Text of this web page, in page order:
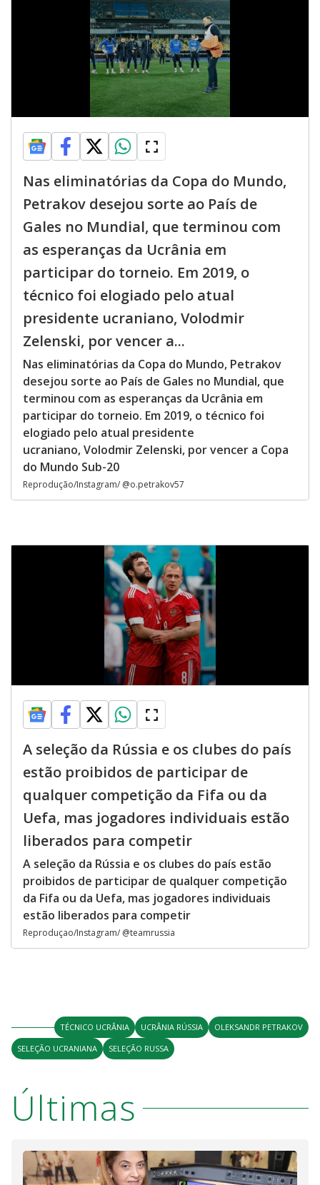
Nas eliminatórias da Copa do Mundo,
Petrakov desejou sorte ao País de
Gales no Mundial, que terminou com
as esperanças da Ucrânia em
participar do torneio. Em 2019, o
técnico foi elogiado pelo atual
presidente ucraniano, Volodmir
Zelenski, por vencer a...
Nas eliminatórias da Copa do Mundo, Petrakov
desejou sorte ao País de Gales no Mundial, que
terminou com as esperanças da Ucrânia em
participar do torneio. Em 2019, o técnico foi
elogiado pelo atual presidente
ucraniano, Volodmir Zelenski, por vencer a Copa
do Mundo Sub-20
Reprodução/Instagram/ @o.petrakov57
A seleção da Rússia e os clubes do país
estão proibidos de participar de
qualquer competição da Fifa ou da
Uefa, mas jogadores individuais estão
liberados para competir
A seleção da Rússia e os clubes do país estão
proibidos de participar de qualquer competição
da Fifa ou da Uefa, mas jogadores individuais
estão liberados para competir
Reproduçao/Instagram/ @teamrussia
TÉCNICO UCRÂNIA UCRÂNIA RÚSSIA
OLEKSANDR PETRAKOV
SELEÇÃO UCRANIANA
SELEÇÃO RUSSA
Últimas